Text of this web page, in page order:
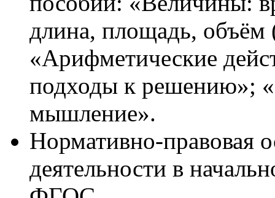
длина, площадь, объём
«Арифметические
подходы к решению»;
мышление».
Нормативно-правовая
деятельности в